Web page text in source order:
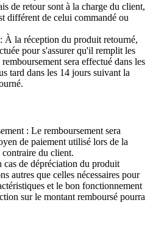
de retour sont à la charge du client,
différent de celui commandé ou
: À la réception du produit retourné,
pour s'assurer qu'il remplit les
sera effectué dans les
tard dans les 14 jours suivant la
: Le remboursement sera
de paiement utilisé lors de la
du client.
cas de dépréciation du produit
autres que celles nécessaires pour
et le bon fonctionnement
sur le montant remboursé pourra